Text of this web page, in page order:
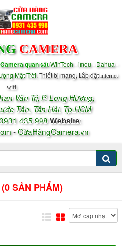
CAMERA
Camera quan sátWinTech-imou - Dahua-
Mặt Trời, Thiết bị mạng, Lắp đặtinternet
wifi
Văn Trị, P. Long Hương,
Tấn, Tân Hải, Tp.HCM
0931 435 998 Website:
-CửaHàngCamera.vn
SẢN PHẨM)